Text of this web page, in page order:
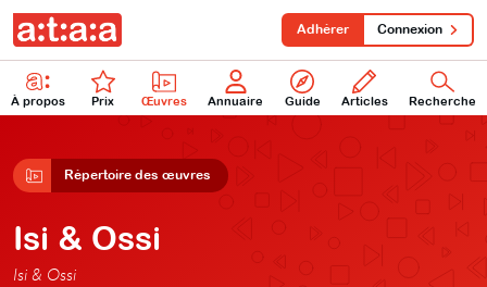
À propos Prix Œuvres Annuaire Guide Articles Recherche
Adhérer Connexion
Répertoire des œuvres
Isi & Ossi
Isi & Ossi